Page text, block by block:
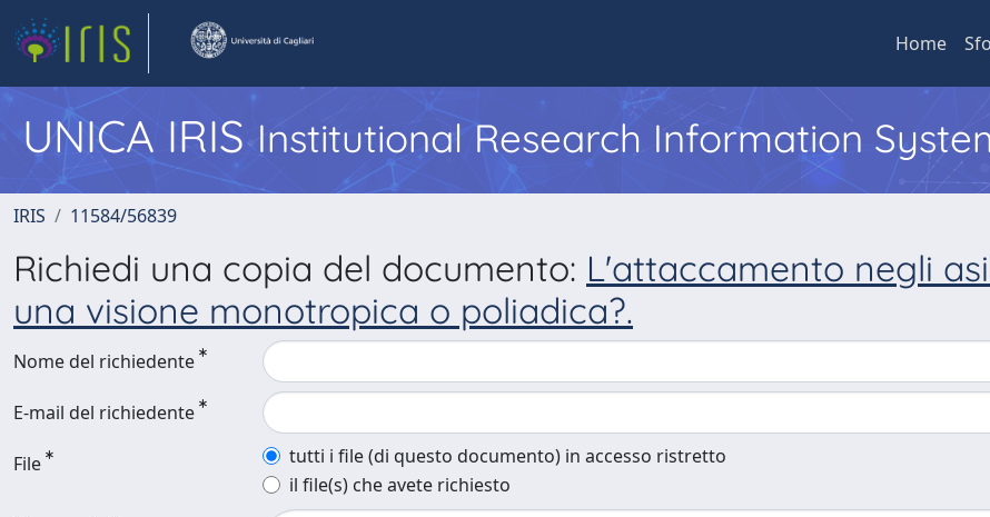
Home
UNICA IRISInstitutional Research Information
IRIS 11584/56839
Richiedi una copia del documento: L'attaccamento negli
una visione monotropica o poliadica?.
Nome del richiedente
E-mail del richiedente
File
tutti i file (di questo documento) in accesso ristretto
il file(s) che avete richiesto